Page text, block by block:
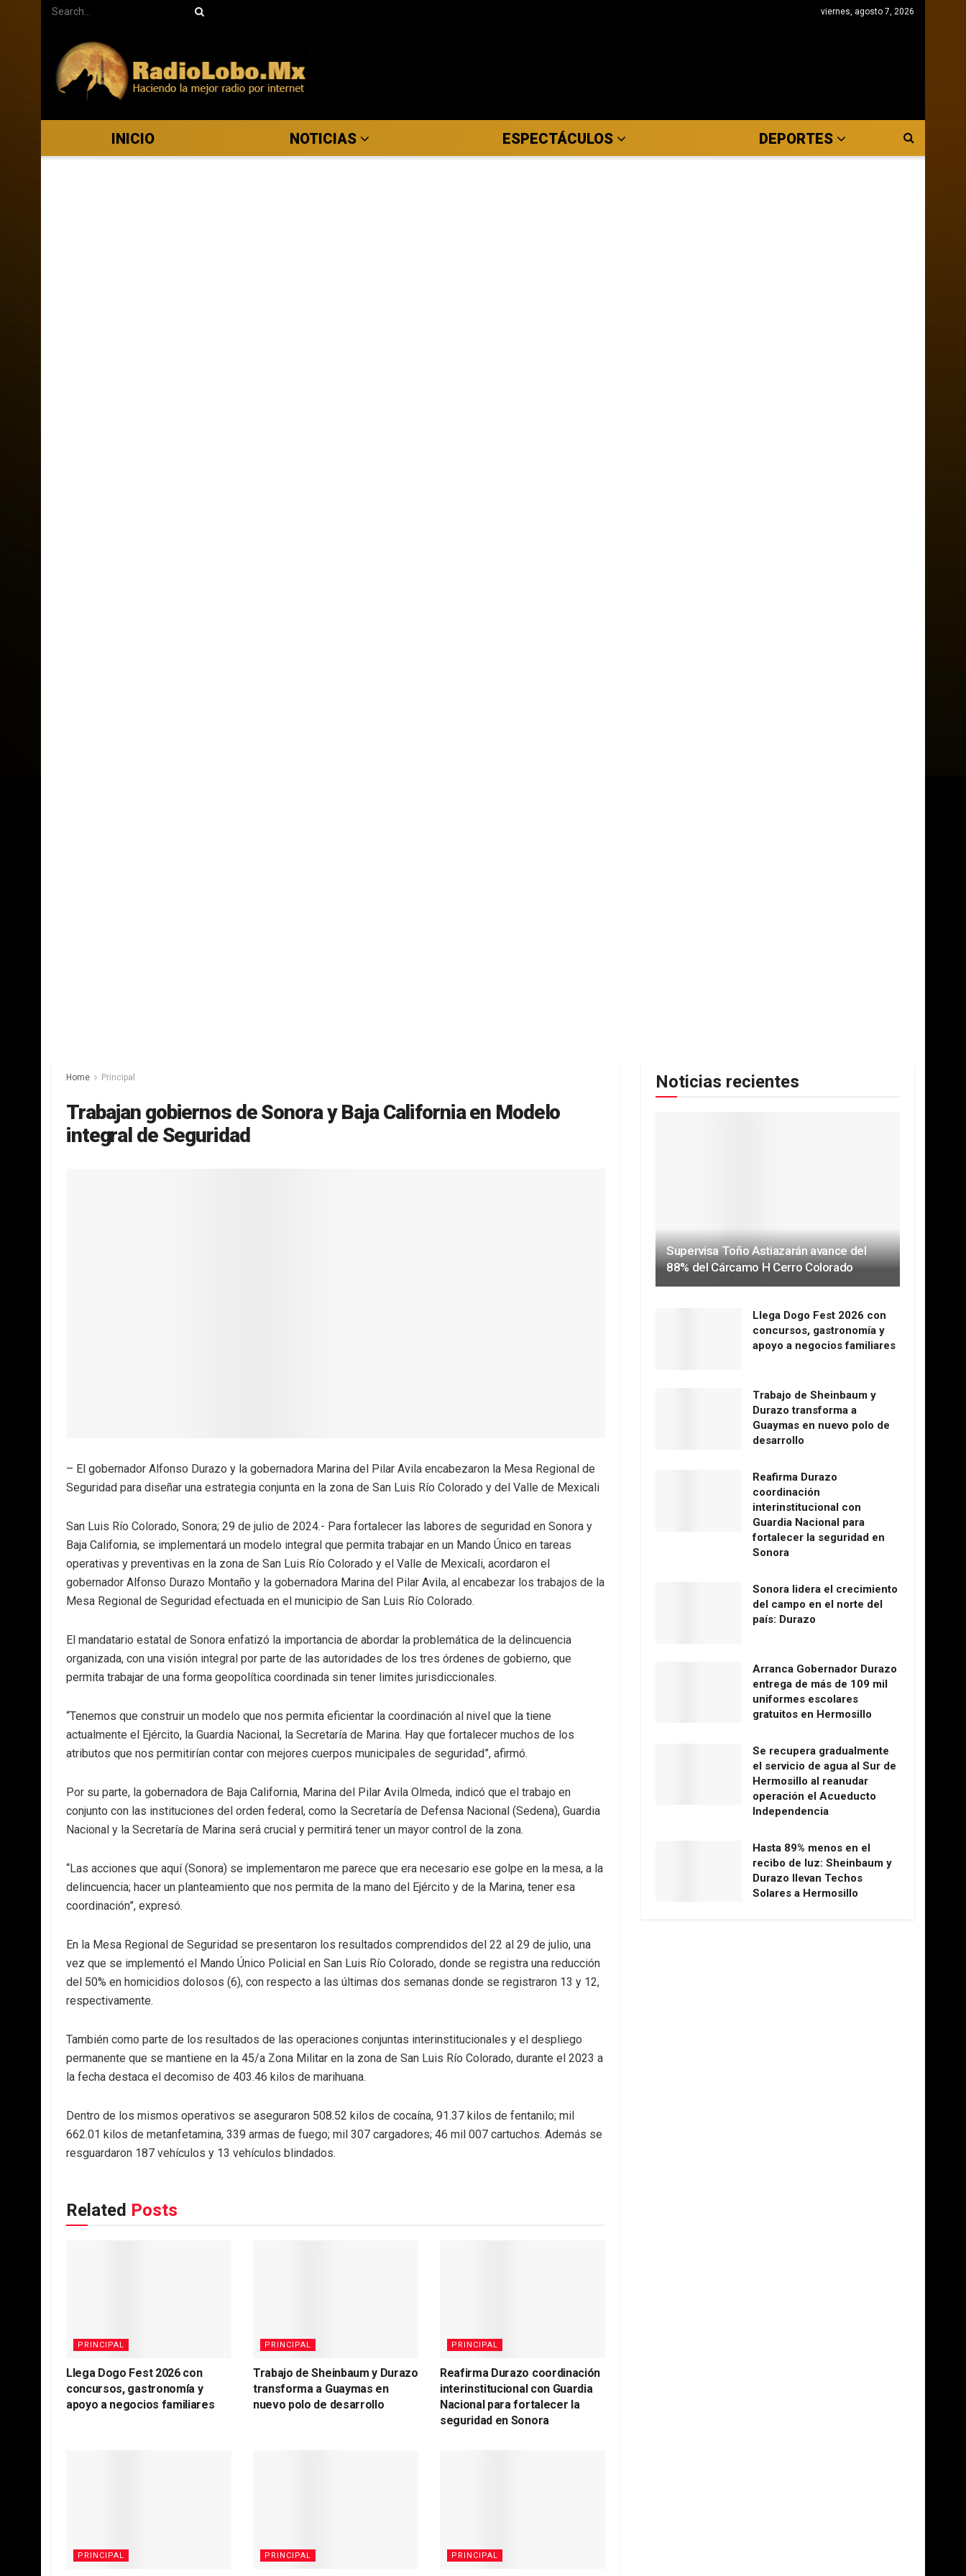
viernes, agosto 7, 2026
INICIO NOTICIAS ESPECTÁCULOS DEPORTES
Home Principal
Trabajan gobiernos de Sonora y Baja California en Modelo
integral de Seguridad
– El gobernador Alfonso Durazo y la gobernadora Marina del Pilar Avila encabezaron la Mesa Regional de
Seguridad para diseñar una estrategia conjunta en la zona de San Luis Río Colorado y del Valle de Mexicali
San Luis Río Colorado, Sonora; 29 de julio de 2024.- Para fortalecer las labores de seguridad en Sonora y
Baja California, se implementará un modelo integral que permita trabajar en un Mando Único en tareas
operativas y preventivas en la zona de San Luis Río Colorado y el Valle de Mexicali, acordaron el
gobernador Alfonso Durazo Montaño y la gobernadora Marina del Pilar Avila, al encabezar los trabajos de la
Mesa Regional de Seguridad efectuada en el municipio de San Luis Río Colorado.
El mandatario estatal de Sonora enfatizó la importancia de abordar la problemática de la delincuencia
organizada, con una visión integral por parte de las autoridades de los tres órdenes de gobierno, que
permita trabajar de una forma geopolítica coordinada sin tener limites jurisdiccionales.
“Tenemos que construir un modelo que nos permita eficientar la coordinación al nivel que la tiene
actualmente el Ejército, la Guardia Nacional, la Secretaría de Marina. Hay que fortalecer muchos de los
atributos que nos permitirían contar con mejores cuerpos municipales de seguridad”, afirmó.
Por su parte, la gobernadora de Baja California, Marina del Pilar Avila Olmeda, indicó que el trabajo en
conjunto con las instituciones del orden federal, como la Secretaría de Defensa Nacional (Sedena), Guardia
Nacional y la Secretaría de Marina será crucial y permitirá tener un mayor control de la zona.
“Las acciones que aquí (Sonora) se implementaron me parece que era necesario ese golpe en la mesa, a la
delincuencia; hacer un planteamiento que nos permita de la mano del Ejército y de la Marina, tener esa
coordinación”, expresó.
En la Mesa Regional de Seguridad se presentaron los resultados comprendidos del 22 al 29 de julio, una
vez que se implementó el Mando Único Policial en San Luis Río Colorado, donde se registra una reducción
del 50% en homicidios dolosos (6), con respecto a las últimas dos semanas donde se registraron 13 y 12,
respectivamente.
También como parte de los resultados de las operaciones conjuntas interinstitucionales y el despliego
permanente que se mantiene en la 45/a Zona Militar en la zona de San Luis Río Colorado, durante el 2023 a
la fecha destaca el decomiso de 403.46 kilos de marihuana.
Dentro de los mismos operativos se aseguraron 508.52 kilos de cocaína, 91.37 kilos de fentanilo; mil
662.01 kilos de metanfetamina, 339 armas de fuego; mil 307 cargadores; 46 mil 007 cartuchos. Además se
resguardaron 187 vehículos y 13 vehículos blindados.
Related Posts
PRINCIPAL
Llega Dogo Fest 2026 con
concursos, gastronomía y
apoyo a negocios familiares
PRINCIPAL
Trabajo de Sheinbaum y Durazo
transforma a Guaymas en
nuevo polo de desarrollo
PRINCIPAL
Reafirma Durazo coordinación
interinstitucional con Guardia
Nacional para fortalecer la
seguridad en Sonora
PRINCIPAL PRINCIPAL PRINCIPAL
Noticias recientes
Supervisa Toño Astiazarán avance del
88% del Cárcamo H Cerro Colorado
Llega Dogo Fest 2026 con
concursos, gastronomía y
apoyo a negocios familiares
Trabajo de Sheinbaum y
Durazo transforma a
Guaymas en nuevo polo de
desarrollo
Reafirma Durazo
coordinación
interinstitucional con
Guardia Nacional para
fortalecer la seguridad en
Sonora
Sonora lidera el crecimiento
del campo en el norte del
país: Durazo
Arranca Gobernador Durazo
entrega de más de 109 mil
uniformes escolares
gratuitos en Hermosillo
Se recupera gradualmente
el servicio de agua al Sur de
Hermosillo al reanudar
operación el Acueducto
Independencia
Hasta 89% menos en el
recibo de luz: Sheinbaum y
Durazo llevan Techos
Solares a Hermosillo